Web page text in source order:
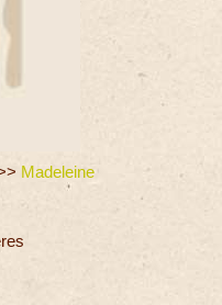
Madeleine